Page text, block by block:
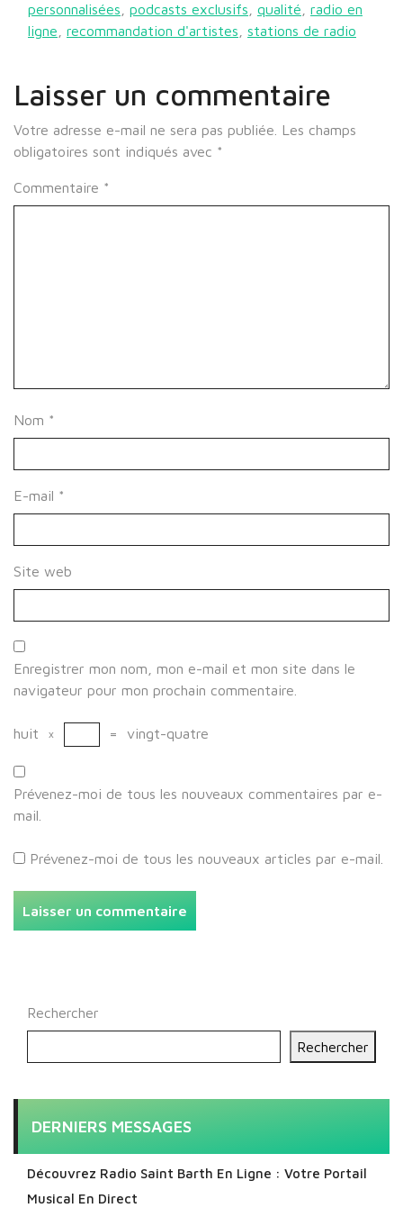
personnalisées
podcasts exclusifs qualité
radio en
ligne
recommandation d'artistes stations de radio
Laisser un commentaire
Votre adresse e-mail ne sera pas publiée.
Les champs
obligatoires sont indiqués avec *
Commentaire *
Nom *
E-mail *
Site web
Enregistrer mon nom, mon e-mail et mon site dans le
navigateur pour mon prochain commentaire.
huit × = vingt-quatre
Prévenez-moi de tous les nouveaux commentaires par e-
mail.
Prévenez-moi de tous les nouveaux articles par e-mail.
Rechercher
Rechercher
DERNIERS MESSAGES
Découvrez Radio Saint Barth En Ligne : Votre Portail
Musical En Direct